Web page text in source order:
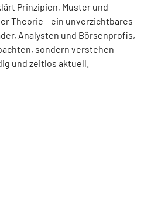
Prinzipien, Muster und
Theorie – ein unverzichtbares
Analysten und Börsenprofis,
sondern verstehen
und zeitlos aktuell.